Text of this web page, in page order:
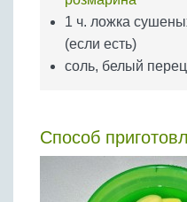
1 ч. ложка
(если есть)
соль, белый перец
Способ